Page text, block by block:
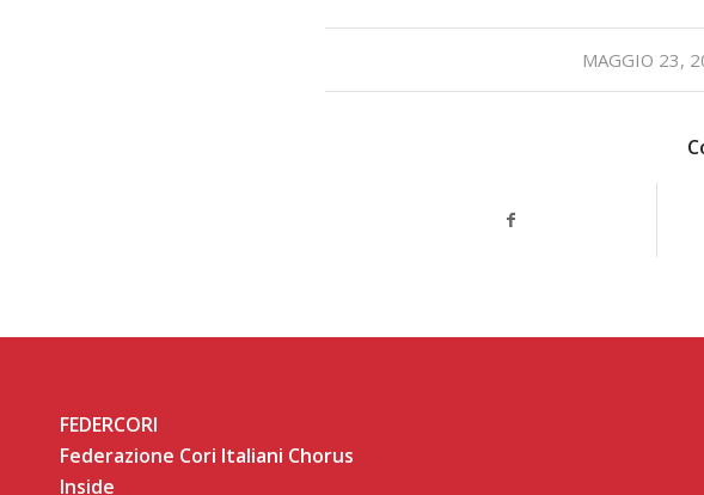
MAGGIO 23,
/
FEDERCORI
Federazione Cori Italiani Chorus
Inside